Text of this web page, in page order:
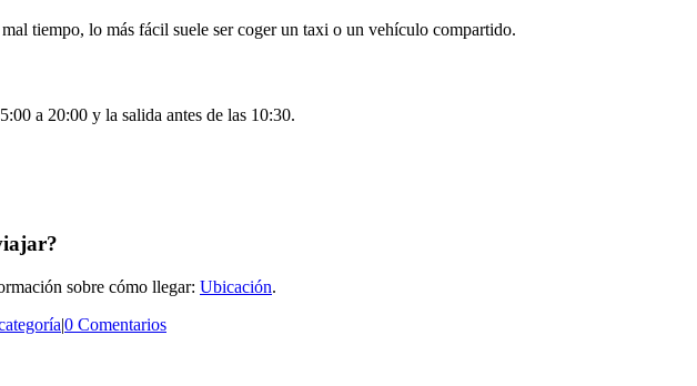
tiempo, lo más fácil suele ser coger un taxi o un vehículo compartido.
a 20:00 y la salida antes de las 10:30.
sobre cómo llegar: Ubicación.
|0 Comentarios